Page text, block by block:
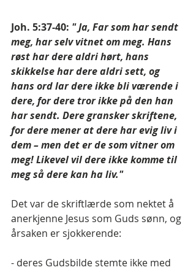
Joh. 5:37-40: " Ja, Far som har sendt
meg, har selv vitnet om meg. Hans
røst har dere aldri hørt, hans
skikkelse har dere aldri sett, og
hans ord lar dere ikke bli værende i
dere, for dere tror ikke på den han
har sendt. Dere gransker skriftene,
for dere mener at dere har evig liv i
dem – men det er de som vitner om
meg! Likevel vil dere ikke komme til
meg så dere kan ha liv."
Det var de skriftlærde som nektet å
anerkjenne Jesus som Guds sønn, og
årsaken er sjokkerende:
- deres Gudsbilde stemte ikke med